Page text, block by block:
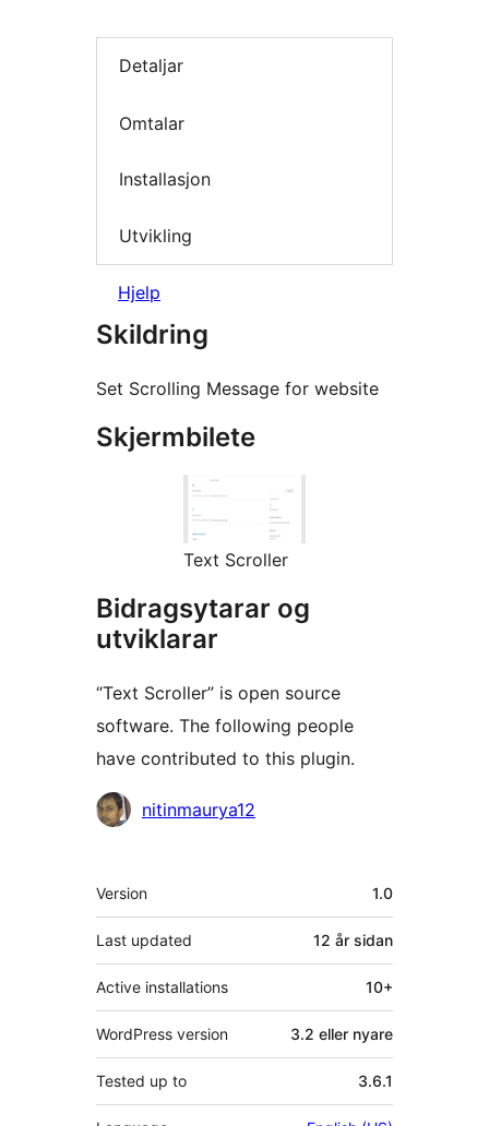
Detaljar
Omtalar
Installasjon
Utvikling
Hjelp
Skildring
Set Scrolling Message for website
Skjermbilete
Text Scroller
Bidragsytarar og
utviklarar
“Text Scroller” is open source
software. The following people
have contributed to this plugin.
Contributors
nitinmaurya12
Om
Version 1.0
Last updated 12 år sidan
Active installations 10+
WordPress version 3.2 eller nyare
Tested up to 3.6.1